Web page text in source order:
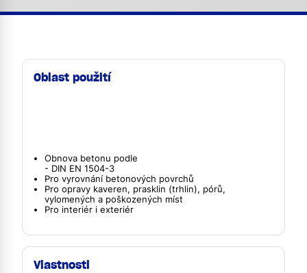
Oblast použití
Obnova betonu podle
- DIN EN 1504-3
Pro vyrovnání betonových povrchů
Pro opravy kaveren, prasklin (trhlin), pórů,
vylomených a poškozených míst
Pro interiér i exteriér
Vlastnosti